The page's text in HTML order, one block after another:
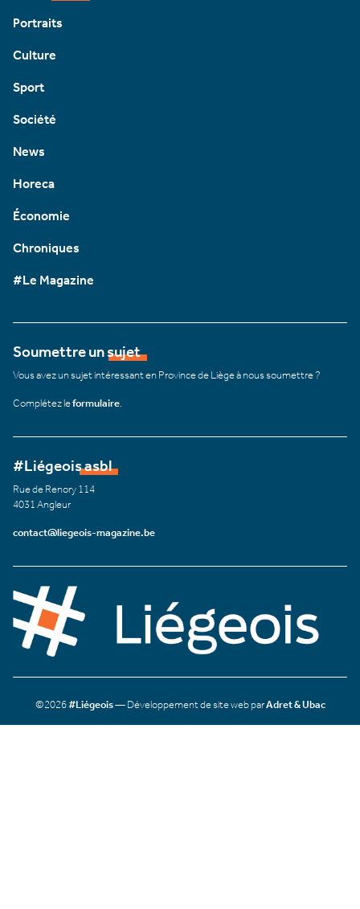
Portraits
Culture
Sport
Société
News
Horeca
Économie
Chroniques
#Le Magazine
Soumettre un sujet
Vous avez un sujet intéressant en Province de Liège à nous soumettre ?
Complétez leformulaire
#Liégeois asbl
Rue de Renory 114
4031 Angleur
contact@liegeois-magazine.be
©2026#Liégeois— Développement de site web parAdret & Ubac